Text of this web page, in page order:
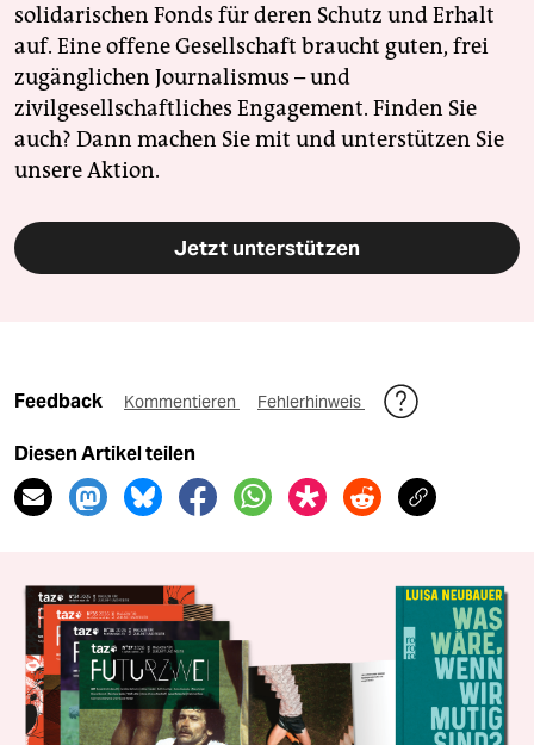
solidarischen Fonds für deren Schutz und Erhalt
auf. Eine offene Gesellschaft braucht guten, frei
zugänglichen Journalismus – und
zivilgesellschaftliches Engagement. Finden Sie
auch? Dann machen Sie mit und unterstützen Sie
unsere Aktion.
Jetzt unterstützen
Feedback Kommentieren Fehlerhinweis
Diesen Artikel teilen